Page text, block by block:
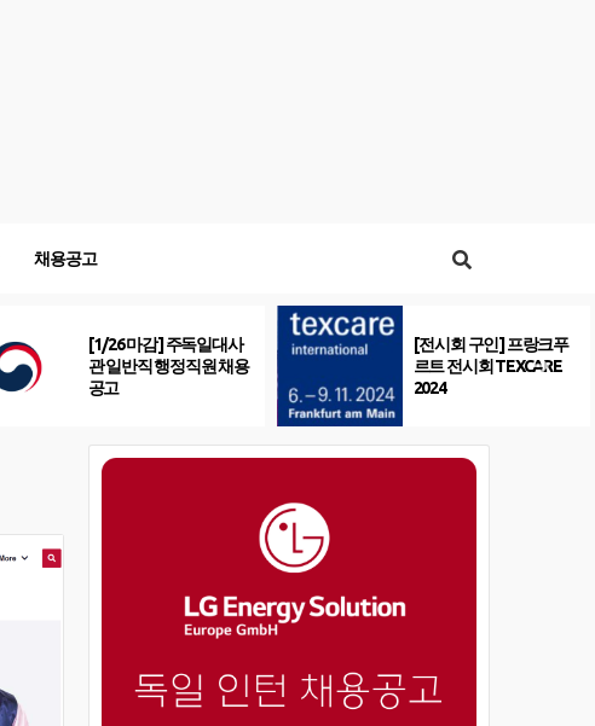
채용공고
[1/26 마감] 주독일대사
관 일반직 행정직원 채용
공고
[전시회 구인] 프랑크푸
르트 전시회 TEXCARE
2024